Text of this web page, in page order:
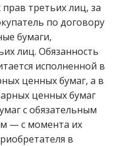
третьих лиц, за
по договору
бумаги,
лиц. Обязанность
исполненной в
ценных бумаг, а в
ценных бумаг
с обязательным
— с момента их
в